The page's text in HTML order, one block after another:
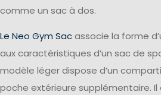
comme un sac à dos.
Le Neo Gym Sacassocie la forme
aux caractéristiques d’un sac de
modèle léger dispose d’un
poche extérieure supplémentaire. Il